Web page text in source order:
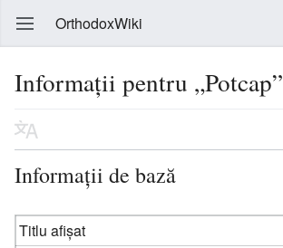
OrthodoxWiki
Informații pentru „Potcap”
Informații de bază
Titlu afișat